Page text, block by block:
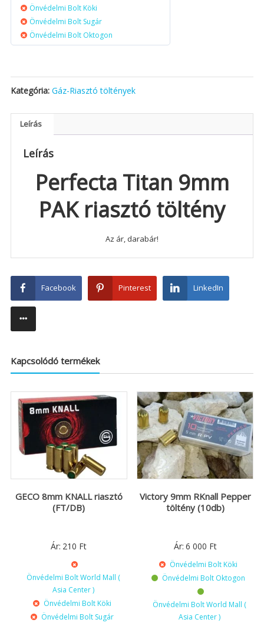
Önvédelmi Bolt Köki
Önvédelmi Bolt Sugár
Önvédelmi Bolt Oktogon
Kategória: Gáz-Riasztó töltények
Leírás
Leírás
Perfecta Titan 9mm
PAK riasztó töltény
Az ár, darabár!
Facebook Pinterest LinkedIn
Kapcsolódó termékek
GECO 8mm KNALL riasztó
(FT/DB)
Ár: 210 Ft
Önvédelmi Bolt World Mall (
Asia Center )
Önvédelmi Bolt Köki
Önvédelmi Bolt Sugár
Victory 9mm RKnall Pepper
töltény (10db)
Ár: 6 000 Ft
Önvédelmi Bolt Köki
Önvédelmi Bolt Oktogon
Önvédelmi Bolt World Mall (
Asia Center )